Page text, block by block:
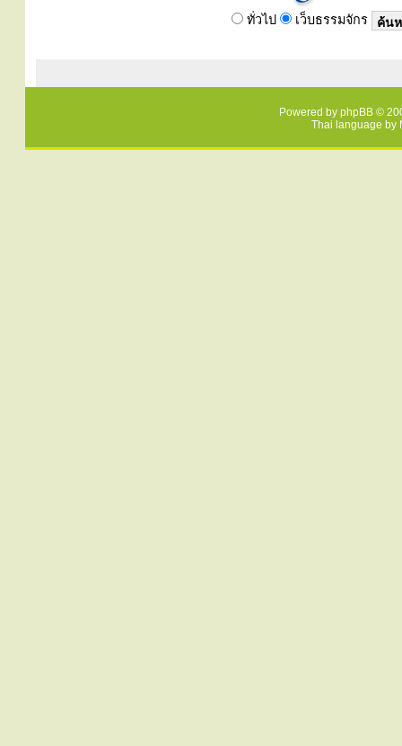
ทั่วไป เว็บธรรมจักร
Powered by phpBB ©
Thai language by